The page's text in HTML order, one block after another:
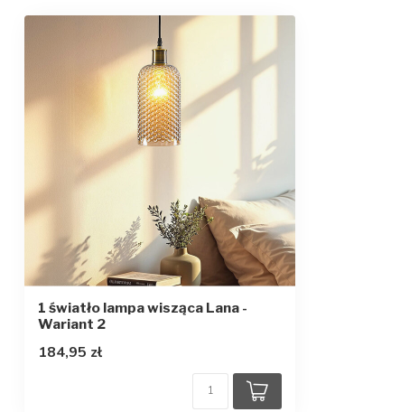
Klasa ochrony
1 światło lampa wisząca Lana -
Wariant 2
184,95 zł